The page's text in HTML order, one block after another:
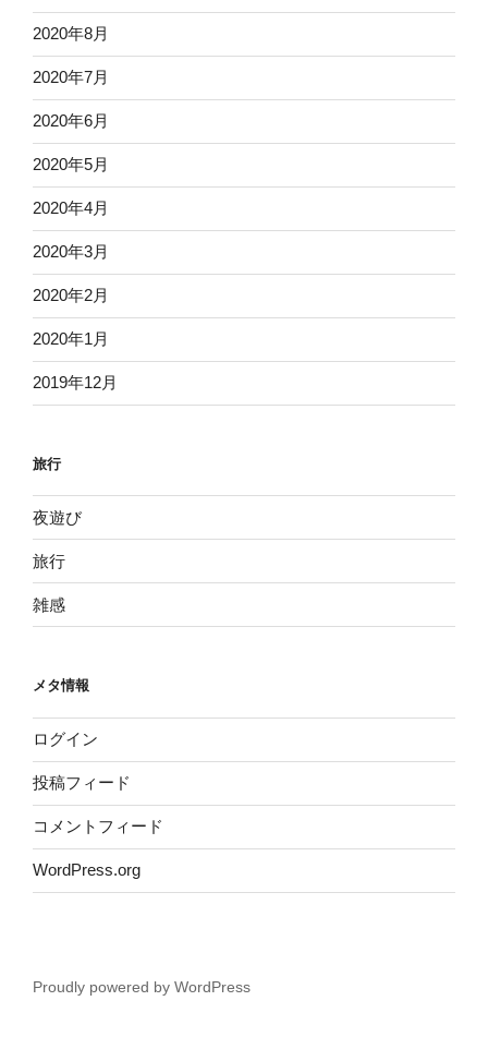
2020年8月
2020年7月
2020年6月
2020年5月
2020年4月
2020年3月
2020年2月
2020年1月
2019年12月
旅行
夜遊び
旅行
雑感
メタ情報
ログイン
投稿フィード
コメントフィード
WordPress.org
Proudly powered by WordPress